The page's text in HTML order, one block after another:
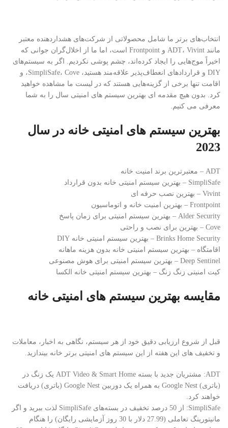
انتخاب‌های برتر ما شامل محصولاتی از شرکت‌های هشداردهنده معتبر
مانند ADT، Vivint و Frontpoint است، اما ما از اخلال‌گران جوانی که
اخیراً موج‌هایی را ایجاد کرده‌اند، چشم پوشی نکردیم. اگر به سیستم‌های
DIY و قراردادهای انعطاف‌پذیر علاقه‌مند هستید، SimpliSafe، Cove، و
اقامت تنها برخی از گزینه‌هایی هستند که در لیست ما مشاهده خواهید
کرد. بدون هیچ مقدمه ای بهترین سیستم های امنیتی سال را به شما
معرفی می کنیم.
بهترین سیستم های امنیتی خانه در سال
2023
ADT – معتبرترین برند امنیت خانه
SimpliSafe – بهترین سیستم امنیتی خانه بدون قرارداد
Vivint – بهترین نصب حرفه ای
Frontpoint – بهترین امنیت خانه و اتوماسیون
Alder Security – بهترین سیستم امنیتی برای زمان پاسخ
Cove – بهترین برای نصب و راحتی
Brinks Home Security – بهترین سیستم امنیتی خانه DIY
اقامتگاه – بهترین سیستم امنیتی خانه بدون هزینه ماهانه
Deep Sentinel – بهترین سیستم امنیتی برای هوش مصنوعی
کیت امنیتی زنگ زنگ – بهترین سیستم امنیتی خانه الکسا
مقایسه بهترین سیستم های امنیتی خانه
قبل از شروع ارزیابی دقیق خود از هر سیستم، نگاهی به اخبار، معاملات
و تخفیف های این هفته از این سیستم های امنیتی برتر خانه بیندازید.
ADT: مشتریان جدید با بسته ADT Video & Smart Home یک زنگ در
(باتری) Google Nest به همراه یک دوربین Google Nest (باتری) دریافت
خواهند کرد.
SimpliSafe: از 50 درصد تخفیف در بسته‌های SimpliSafe لذت ببرید و اگر
مانیتورینگ تعاملی (27.99 دلار با 30 روز آزمایشی رایگان) را هنگام